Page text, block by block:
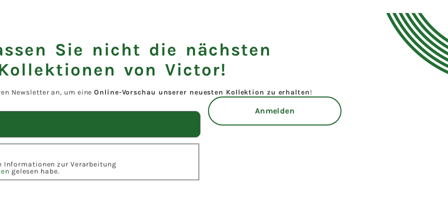
Sie nicht die nächsten
von Victor!
Newsletter an, um eineOnline-Vorschau unserer neuesten Kollektion zu erhalten!
Informationen zur Verarbeitung
gelesen habe.